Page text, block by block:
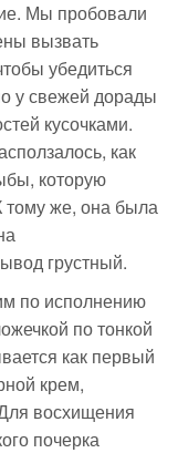
Мы пробовали
вызвать
убедиться
у свежей дорады
кусочками.
как
которую
тому же, она была
грустный.
по исполнению
по тонкой
как первый
крем,
восхищения
почерка